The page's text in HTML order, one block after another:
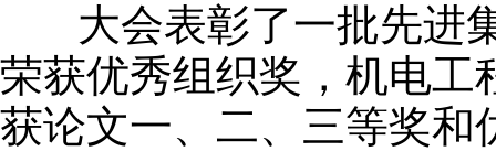
大会表彰了一批先进
荣获优秀组织奖，机电工
获论文一、二、三等奖和